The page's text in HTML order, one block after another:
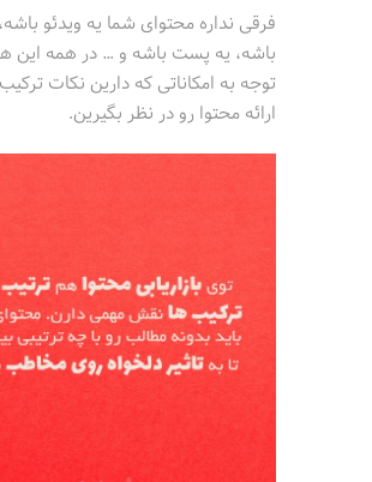
فرقی نداره محتوای شما یه ویدئو
باشه، یه پست باشه و … در همه این ها
توجه به امکاناتی که دارین نکات
ارائه محتوا رو در نظر بگیرین.